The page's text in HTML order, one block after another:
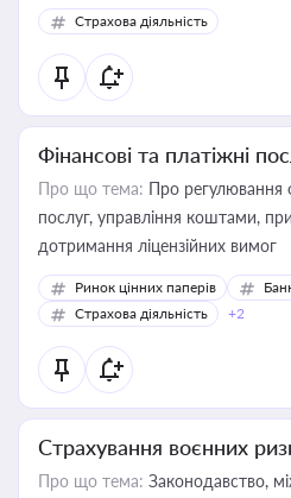
Страхова діяльність
Фінансові та платіжні
Про що тема: Про регулювання
послуг, управління коштами, приймання платежів та
дотримання ліцензійних вимог
Ринок цінних паперів
Страхова діяльність
+2
Страхування воєнних
Про що тема: Законодавство,